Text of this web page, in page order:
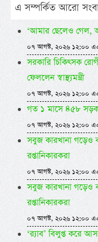
এ সম্পর্কিত আরো
‘আমার ছেলেও গেল,
০৭ আগস্ট, ২০২৬ ১২:০০
সরকারি চিকিৎসক
ফেললেন স্বাস্থ্যমন্ত্রী
০৭ আগস্ট, ২০২৬ ১২:০০
গত ১ মাসে ৪৫৮ সড়ক
০৭ আগস্ট, ২০২৬ ১২:০০
সবুজ কারখানা গড়েও
রপ্তানিকারকরা
০৭ আগস্ট, ২০২৬ ১২:০০
সবুজ কারখানা গড়েও
রপ্তানিকারকরা
০৭ আগস্ট, ২০২৬ ১২:০০
‘র‍্যাব’ বিলুপ্ত করে